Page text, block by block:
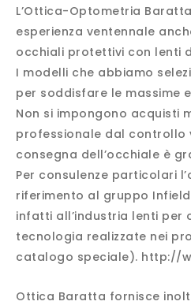
L’Ottica-Optometria
esperienza ventennale
occhiali protettivi con lenti
I modelli che abbiamo
per soddisfare le massime
Non si impongono acquisti
professionale dal controllo
consegna dell’occhiale è
Per consulenze particolari
riferimento al gruppo
infatti all’industria lenti per
tecnologia realizzate nei
catalogo speciale). http://
Ottica Baratta fornisce